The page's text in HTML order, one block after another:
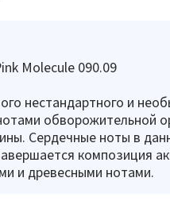
Molecule 090.09
нестандартного и
обворожительной
Сердечные ноты в
композиция
и древесными нотами.